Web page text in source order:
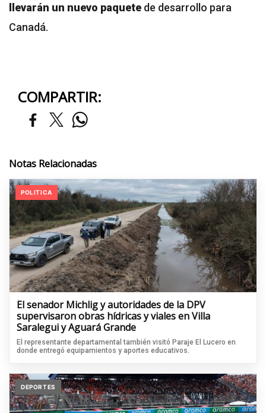
llevarán un nuevo paquete de desarrollo para
Canadá.
COMPARTIR:
Notas Relacionadas
POLITICA
El senador Michlig y autoridades de la DPV
supervisaron obras hídricas y viales en Villa
Saralegui y Aguará Grande
El representante departamental también visitó Paraje El Lucero en
donde entregó equipamientos y aportes educativos.
DEPORTES